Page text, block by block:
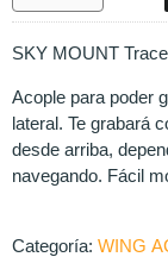
SKY MOUNT
Acople para poder
lateral. Te grabará
desde arriba,
navegando. Fácil
Categoría: WING